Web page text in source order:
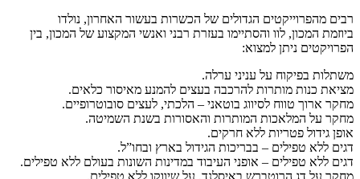
רבים מהפרוייקטים הגדולים של הכשרות בעשור האחרון, נולדו
ביוזמת המכון, לוו והסתיימו בעזרת רבני ואנשי המקצוע של המכון, בין
הפרויקטים ניתן למצוא:
משתלות בפיקוח על עניני ערלה.
מציאת כנות מותרות להרכבה בעצים להמנע מאיסור כלאים.
מחקר ארוך טווח לסיווג בוטאני – הלכתי, לעצים סובוטרופיים.
מחקר על המלאכות המותרות והאסורות בשנת השמיטה.
אופן גידול פטריות ללא חרקים.
דגים ללא טפילים – בבריכות הגידול בארץ ובחו”ל.
דגים ללא טפילים – אופני העיבוד במדינות השונות בעולם ללא טפילים.